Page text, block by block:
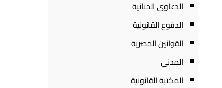
الدعاوى الجنائية
الدفوع القانونية
القوانين المصرية
المدنى
المكتبة القانونية